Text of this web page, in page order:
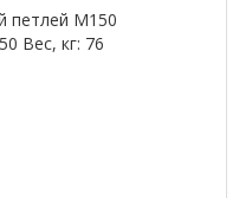
петлей M150
Вес, кг: 76